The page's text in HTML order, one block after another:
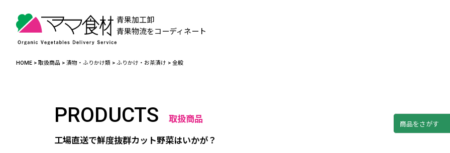
青果加工卸
青果物流をコーディネート
HOME >取扱商品 >漬物・ふりかけ類 >ふりかけ・お茶漬け >全般
PRODUCTS 取扱商品
工場直送で鮮度抜群カット野菜はいかが？